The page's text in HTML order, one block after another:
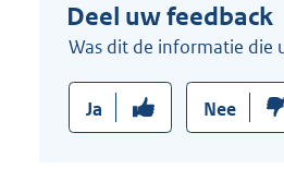
Deel uw feedback
Was dit de informatie die
Ja Nee